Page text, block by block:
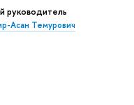
руководитель
Асан Темурович